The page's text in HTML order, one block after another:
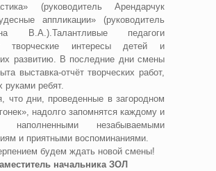
(руководитель Арендарчук
аппликации» (руководитель
В.А.).Талантливые педагоги
творческие интересы детей и
развитию. В последние дни смены
выставка-отчёт творческих работ,
руками ребят.
что дни, проведенные в загородном
надолго запомнятся каждому и
наполненными незабываемыми
и приятными воспоминаниями.
будем ждать новой смены!
начальника ЗОЛ